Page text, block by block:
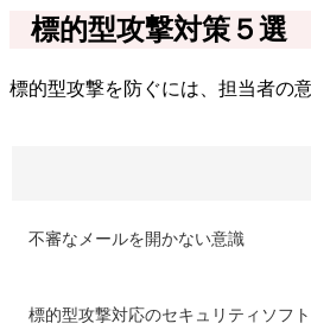
標的型攻撃対策５選
標的型攻撃を防ぐには、担当者の
不審なメールを開かない意識
標的型攻撃対応のセキュリティソフ